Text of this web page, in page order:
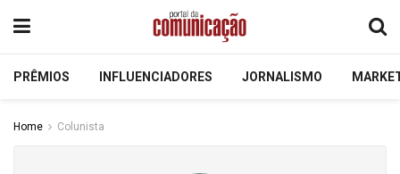
PRÊMIOS INFLUENCIADORES JORNALISMO
Home Colunista